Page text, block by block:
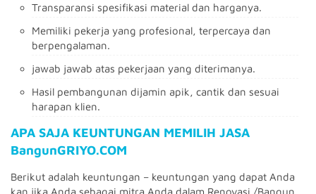
Transparansi spesifikasi material dan harganya.
Memiliki pekerja yang profesional, terpercaya dan
berpengalaman.
jawab jawab atas pekerjaan yang diterimanya.
Hasil pembangunan dijamin apik, cantik dan sesuai
harapan klien.
APA SAJA KEUNTUNGAN MEMILIH JASA
BangunGRIYO.COM
Berikut adalah keuntungan – keuntungan yang dapat Anda
kan jika Anda sebagai mitra Anda dalam Renovasi /Bangun